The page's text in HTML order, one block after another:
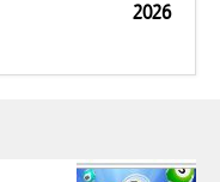
2026